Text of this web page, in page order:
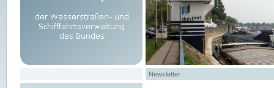
Newsletter